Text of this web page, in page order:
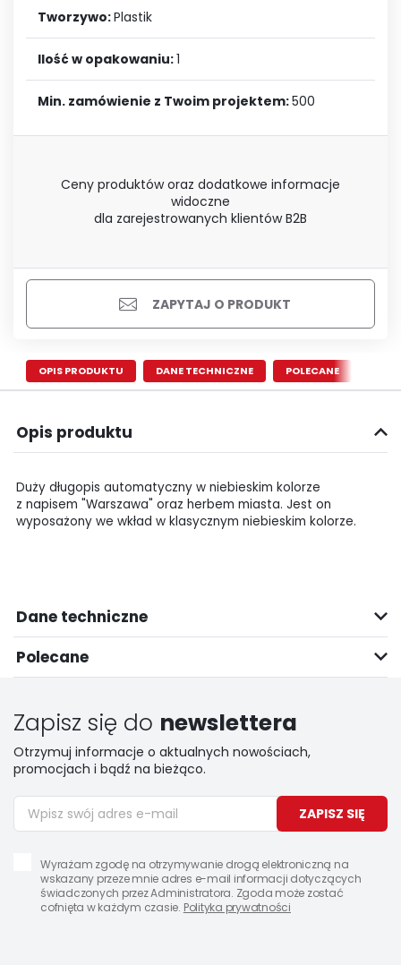
Tworzywo:Plastik
Ilość w opakowaniu:1
Min. zamówienie z Twoim projektem:500
Ceny produktów oraz dodatkowe informacje
widoczne
dla zarejestrowanych klientów B2B
ZAPYTAJ O PRODUKT
OPIS PRODUKTU DANE TECHNICZNE POLECANE
Opis produktu
Duży długopis automatyczny w niebieskim kolorze
z napisem "Warszawa" oraz herbem miasta. Jest on
wyposażony we wkład w klasycznym niebieskim kolorze.
Dane techniczne
Polecane
Zapisz się do newslettera
Otrzymuj informacje o aktualnych nowościach,
promocjach i bądź na bieżąco.
ZAPISZ SIĘ
Wyrażam zgodę na otrzymywanie drogą elektroniczną na
wskazany przeze mnie adres e-mail informacji dotyczących
świadczonych przez Administratora. Zgoda może zostać
cofnięta w każdym czasie. Polityka prywatności